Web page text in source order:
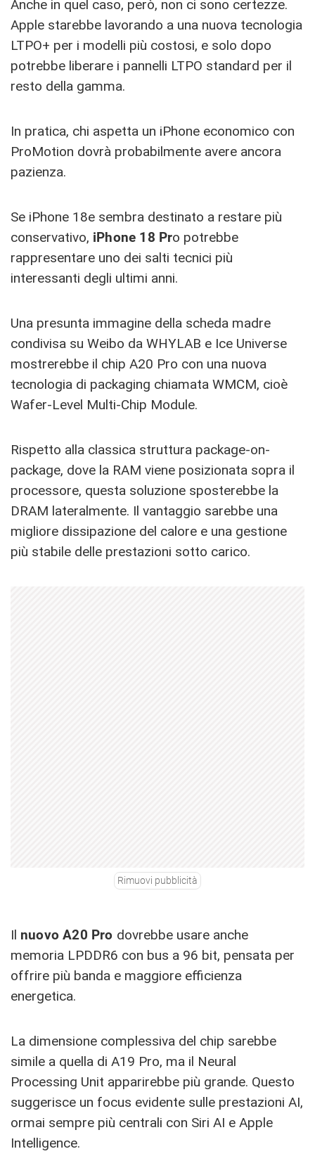
Anche in quel caso, però, non ci sono certezze.
Apple starebbe lavorando a una nuova tecnologia
LTPO+ per i modelli più costosi, e solo dopo
potrebbe liberare i pannelli LTPO standard per il
resto della gamma.
In pratica, chi aspetta un iPhone economico con
ProMotion dovrà probabilmente avere ancora
pazienza.
Se iPhone 18e sembra destinato a restare più
conservativo, iPhone 18 Pro potrebbe
rappresentare uno dei salti tecnici più
interessanti degli ultimi anni.
Una presunta immagine della scheda madre
condivisa su Weibo da WHYLAB e Ice Universe
mostrerebbe il chip A20 Pro con una nuova
tecnologia di packaging chiamata WMCM, cioè
Wafer-Level Multi-Chip Module.
Rispetto alla classica struttura package-on-
package, dove la RAM viene posizionata sopra il
processore, questa soluzione sposterebbe la
DRAM lateralmente. Il vantaggio sarebbe una
migliore dissipazione del calore e una gestione
più stabile delle prestazioni sotto carico.
Rimuovi pubblicità
Il nuovo A20 Pro dovrebbe usare anche
memoria LPDDR6 con bus a 96 bit, pensata per
offrire più banda e maggiore efficienza
energetica.
La dimensione complessiva del chip sarebbe
simile a quella di A19 Pro, ma il Neural
Processing Unit apparirebbe più grande. Questo
suggerisce un focus evidente sulle prestazioni AI,
ormai sempre più centrali con Siri AI e Apple
Intelligence.